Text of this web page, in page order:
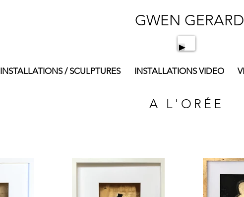
GWEN GERARD
INSTALLATIONS / SCULPTURES INSTALLATIONS VIDEO
A L'ORÉE